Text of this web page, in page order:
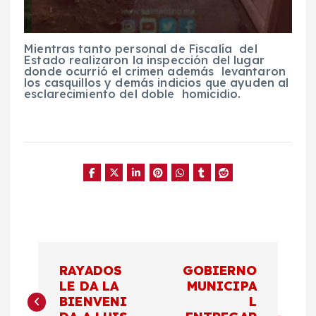
Mientras tanto personal de Fiscalía del
Estado realizaron la inspección del lugar
donde ocurrió el crimen además levantaron
los casquillos y demás indicios que ayuden al
esclarecimiento del doble homicidio.
a
RAYADOS
LE DA LA
BIENVENI
GOBIERNO
MUNICIPA
L